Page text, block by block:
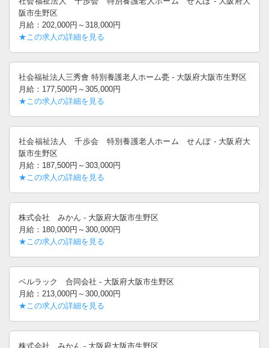
阪市生野区
月給：202,000円～318,000円
★この求人の詳細を見る
社会福祉法人三秀會 特別養護老人ホーム甍 - 大阪府大阪市生野区
月給：177,500円～305,000円
★この求人の詳細を見る
社会福祉法人 千歩会 特別養護老人ホーム せんぽ - 大阪府大
阪市生野区
月給：187,500円～303,000円
★この求人の詳細を見る
株式会社 みかん - 大阪府大阪市生野区
月給：180,000円～300,000円
★この求人の詳細を見る
ベルラック 合同会社 - 大阪府大阪市生野区
月給：213,000円～300,000円
★この求人の詳細を見る
株式会社 みかん - 大阪府大阪市生野区